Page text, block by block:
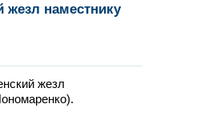
жезл наместнику
жезл